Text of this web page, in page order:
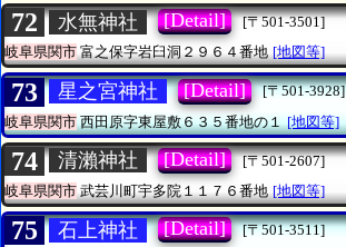
72 水無神社 [Detail]
[〒501-3501]
岐阜県関市富之保字岩臼洞２９６４番地 [地図等]
73 星之宮神社 [Detail]
[〒501-3928]
岐阜県関市西田原字東屋敷６３５番地の１ [地図等]
74 清瀨神社 [Detail]
[〒501-2607]
岐阜県関市 武芸川町宇多院１１７６番地 [地図等]
75 石上神社 [Detail]
[〒501-3511]